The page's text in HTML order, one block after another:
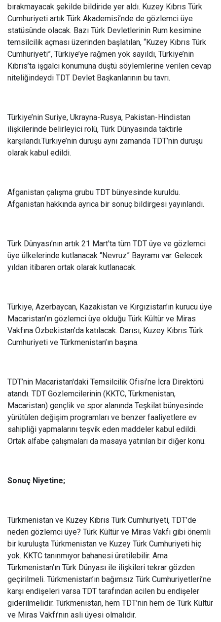
bırakmayacak şekilde bildiride yer aldı. Kuzey Kıbrıs Türk
Cumhuriyeti artık Türk Akademisi’nde de gözlemci üye
statüsünde olacak. Bazı Türk Devletlerinin Rum kesimine
temsilcilik açması üzerinden başlatılan, “Kuzey Kıbrıs Türk
Cumhuriyeti”, Türkiye’ye rağmen yok sayıldı, Türkiye’nin
Kıbrıs’ta işgalci konumuna düştü söylemlerine verilen cevap
niteliğindeydi TDT Devlet Başkanlarının bu tavrı.
Türkiye’nin Suriye, Ukrayna-Rusya, Pakistan-Hindistan
ilişkilerinde belirleyici rolü, Türk Dünyasında taktirle
karşılandı.Türkiye’nin duruşu aynı zamanda TDT’nin duruşu
olarak kabul edildi.
Afganistan çalışma grubu TDT bünyesinde kuruldu.
Afganistan hakkında ayrıca bir sonuç bildirgesi yayınlandı.
Türk Dünyası’nın artık 21 Mart'ta tüm TDT üye ve gözlemci
üye ülkelerinde kutlanacak “Nevruz” Bayramı var. Gelecek
yıldan itibaren ortak olarak kutlanacak.
Türkiye, Azerbaycan, Kazakistan ve Kırgızistan’ın kurucu üye
Macaristan’ın gözlemci üye olduğu Türk Kültür ve Miras
Vakfına Özbekistan’da katılacak. Darısı, Kuzey Kıbrıs Türk
Cumhuriyeti ve Türkmenistan’ın başına.
TDT’nin Macaristan'daki Temsilcilik Ofisi’ne İcra Direktörü
atandı. TDT Gözlemcilerinin (KKTC, Türkmenistan,
Macaristan) gençlik ve spor alanında Teşkilat bünyesinde
yürütülen değişim programları ve benzer faaliyetlere ev
sahipliği yapmalarını teşvik eden maddeler kabul edildi.
Ortak alfabe çalışmaları da masaya yatırılan bir diğer konu.
Sonuç Niyetine;
Türkmenistan ve Kuzey Kıbrıs Türk Cumhuriyeti, TDT’de
neden gözlemci üye? Türk Kültür ve Miras Vakfı gibi önemli
bir kuruluşta Türkmenistan ve Kuzey Türk Cumhuriyeti hiç
yok. KKTC tanınmıyor bahanesi üretilebilir. Ama
Türkmenistan’ın Türk Dünyası ile ilişkileri tekrar gözden
geçirilmeli. Türkmenistan’ın bağımsız Türk Cumhuriyetleri’ne
karşı endişeleri varsa TDT tarafından acilen bu endişeler
giderilmelidir. Türkmenistan, hem TDT’nin hem de Türk Kültür
ve Miras Vakfı’nın asli üyesi olmalıdır.